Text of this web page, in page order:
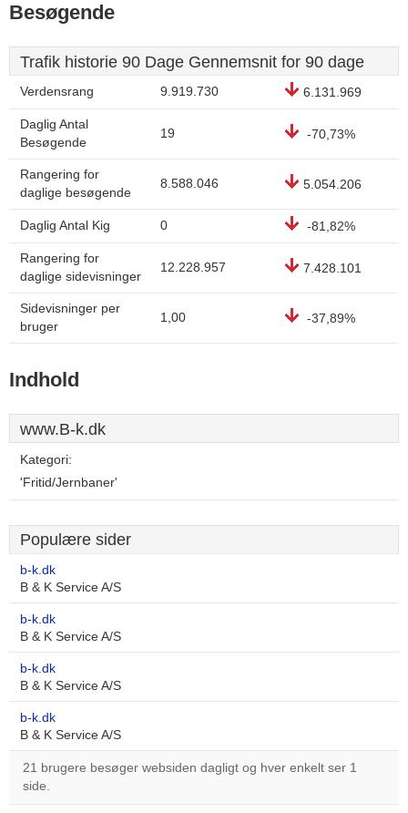
Besøgende
Trafik historie 90 Dage Gennemsnit for 90 dage
Verdensrang 9.919.730 6.131.969
Daglig Antal
Besøgende
19 -70,73%
Rangering for
daglige besøgende
8.588.046 5.054.206
Daglig Antal Kig 0 -81,82%
Rangering for
daglige sidevisninger
12.228.957 7.428.101
Sidevisninger per
bruger
1,00 -37,89%
Indhold
www.B-k.dk
Kategori:
'Fritid/Jernbaner'
Populære sider
b-k.dk
B & K Service A/S
b-k.dk
B & K Service A/S
b-k.dk
B & K Service A/S
b-k.dk
B & K Service A/S
21 brugere besøger websiden dagligt og hver enkelt ser 1
side.